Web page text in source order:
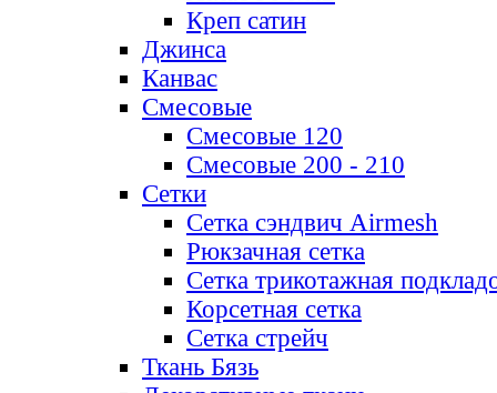
Креп сатин
Джинса
Канвас
Смесовые
Смесовые 120
Смесовые 200 - 210
Сетки
Сетка сэндвич Airmesh
Рюкзачная сетка
Сетка трикотажная
Корсетная сетка
Сетка стрейч
Ткань Бязь